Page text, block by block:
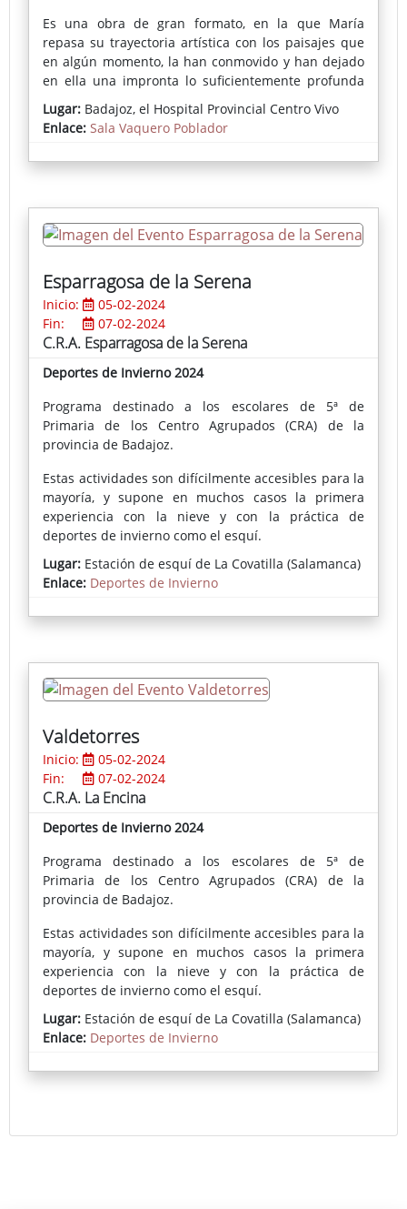
Es una obra de gran formato, en la que María
repasa su trayectoria artística con los paisajes que
en algún momento, la han conmovido y han dejado
en ella una impronta lo suficientemente profunda
como para expresarlo en sus creaciones. Como ella
misma explica, son el gesto, el grafismo, la mancha y
la materia sus medios de expresión y de
comunicación con quienes visiten su exposición en
Lugar: Badajoz, el Hospital Provincial Centro Vivo
Enlace: Sala Vaquero Poblador
Esparragosa de la Serena
Inicio:
05-02-2024
Fin:
07-02-2024
C.R.A. Esparragosa de la Serena
Deportes de Invierno 2024
Programa destinado a los escolares de 5ª de
Primaria de los Centro Agrupados (CRA) de la
provincia de Badajoz.
Estas actividades son difícilmente accesibles para la
mayoría, y supone en muchos casos la primera
experiencia con la nieve y con la práctica de
deportes de invierno como el esquí.
Lugar: Estación de esquí de La Covatilla (Salamanca)
Enlace: Deportes de Invierno
Valdetorres
Inicio:
05-02-2024
Fin:
07-02-2024
C.R.A. La Encina
Deportes de Invierno 2024
Programa destinado a los escolares de 5ª de
Primaria de los Centro Agrupados (CRA) de la
provincia de Badajoz.
Estas actividades son difícilmente accesibles para la
mayoría, y supone en muchos casos la primera
experiencia con la nieve y con la práctica de
deportes de invierno como el esquí.
Lugar: Estación de esquí de La Covatilla (Salamanca)
Enlace: Deportes de Invierno